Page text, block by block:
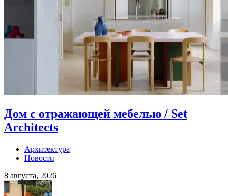
Дом с отражающей мебелью / Set
Architects
Архитектура
Новости
8 августа, 2026